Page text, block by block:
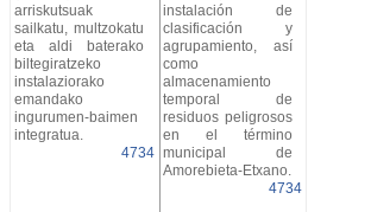
arriskutsuak
sailkatu, multzokatu
eta aldi baterako
biltegiratzeko
instalaziorako
emandako
ingurumen-baimen
integratua.
4734
instalación de
clasificación y
agrupamiento, así
como
almacenamiento
temporal de
residuos peligrosos
en el término
municipal de
Amorebieta-Etxano.
4734